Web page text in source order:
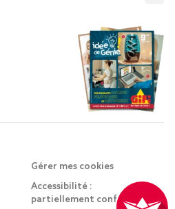
Gérer mes cookies
Accessibilité :
partiellement conforme